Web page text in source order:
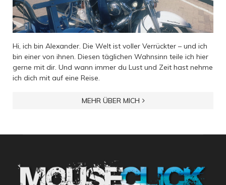
Hi, ich bin Alexander. Die Welt ist voller Verrückter – und ich
bin einer von ihnen. Diesen täglichen Wahnsinn teile ich hier
gerne mit dir. Und wann immer du Lust und Zeit hast nehme
ich dich mit auf eine Reise.
MEHR ÜBER MICH